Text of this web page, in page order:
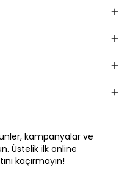
kampanyalar ve
Üstelik ilk online
kaçırmayın!